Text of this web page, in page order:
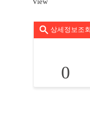
상세정보조회
0